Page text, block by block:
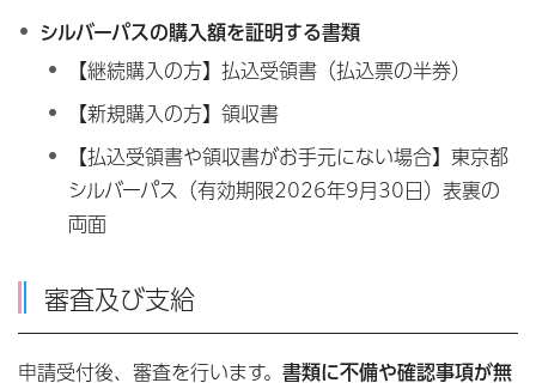
シルバーパスの購入額を証明する書類
【継続購入の方】払込受領書（払込票の半券）
【新規購入の方】領収書
【払込受領書や領収書がお手元にない場合】東京都
シルバーパス（有効期限2026年9月30日）表裏の
両面
審査及び支給
申請受付後、審査を行います。 書類に不備や確認事項が無